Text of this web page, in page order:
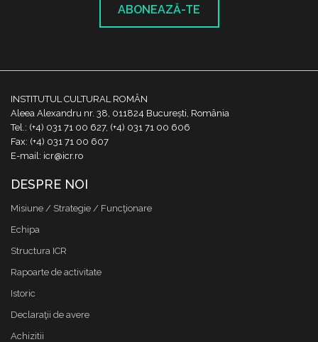
ABONEAZĂ-TE
INSTITUTUL CULTURAL ROMÂN
Aleea Alexandru nr. 38, 011824 București, România
Tel.: (+4) 031 71 00 627, (+4) 031 71 00 606
Fax: (+4) 031 71 00 607
E-mail: icr@icr.ro
DESPRE NOI
Misiune / Strategie / Funcţionare
Echipa
Structura ICR
Rapoarte de activitate
Istoric
Declaraţii de avere
Achizitii